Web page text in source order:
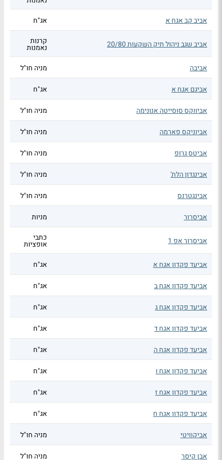
אביב קב אגח א
אג"ח
אביב שגב ניהול תיק השקעות 20/80 קרנות
נאמנות
אביבה
מניה חו"ל
אביגם אגח א אג"ח
אביווקס סוסייטה אנונימה מניה חו"ל
אביוניקס פארמה מניה חו"ל
אביטס גרופ מניה חו"ל
אבינגדון הלת' מניה חו"ל
אבינגטרנס מניה חו"ל
אביסרור מניות
אביסרור אפ 1 כתבי
אופציות
אביעד פקדון אגח א
אג"ח
אביעד פקדון אגח ב אג"ח
אביעד פקדון אגח ג אג"ח
אביעד פקדון אגח ד אג"ח
אביעד פקדון אגח ה אג"ח
אביעד פקדון אגח ו אג"ח
אביעד פקדון אגח ז אג"ח
אביעד פקדון אגח ח אג"ח
אביקוויטי מניה חו"ל
אבן קיסר מניה חו"ל